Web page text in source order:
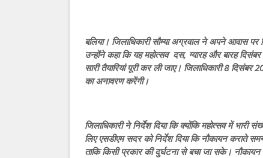
बलिया। जिलाधिकारी सौम्या अग्रवाल ने अपने आवास पर
उन्होंने कहा कि यह महोत्सव दस, ग्यारह और बारह
सारी तैयारियां पूरी कर ली जाए। जिलाधिकारी 8
का अनावरण करेंगी।
जिलाधिकारी ने निर्देश दिया कि क्योंकि महोत्सव में
लिए एसडीएम सदर को निर्देश दिया कि नौकायन कराते
ताकि किसी प्रकार की दुर्घटना से बचा जा सके।